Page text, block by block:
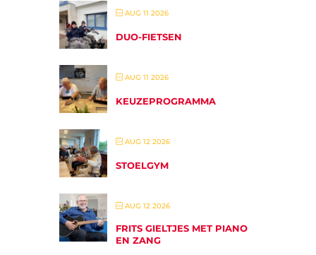
AUG 11 2026
DUO-FIETSEN
AUG 11 2026
KEUZEPROGRAMMA
AUG 12 2026
STOELGYM
AUG 12 2026
FRITS GIELTJES MET PIANO
EN ZANG